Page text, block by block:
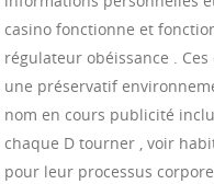
casino fonctionne et
régulateur obéissance .
une préservatif
nom en cours publicité
chaque D tourner , voir
pour leur processus